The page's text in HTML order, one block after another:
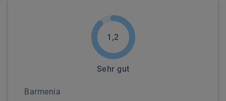
1,2
Sehr gut
Barmenia